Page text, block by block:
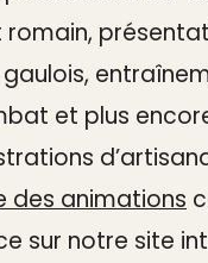
romain,
gaulois,
et plus
des animations
sur notre site